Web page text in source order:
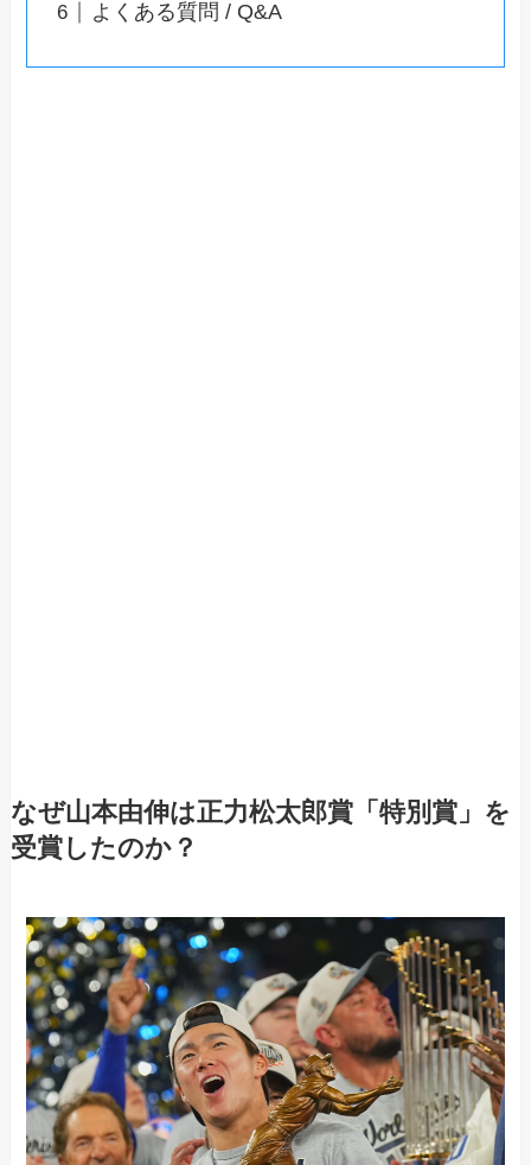
よくある質問 / Q&A
なぜ山本由伸は正力松太郎賞「特別賞」を
受賞したのか？